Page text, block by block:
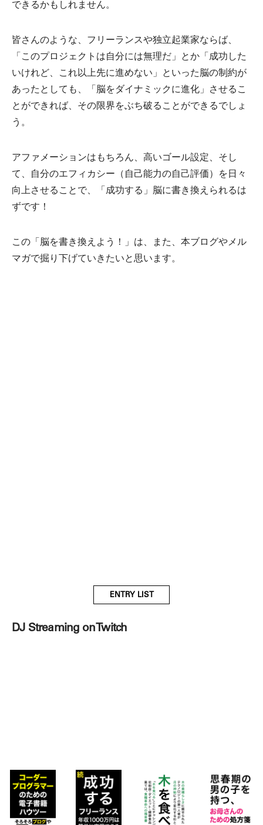
できるかもしれません。
皆さんのような、フリーランスや独立起業家ならば、
「このプロジェクトは自分には無理だ」とか「成功した
いけれど、これ以上先に進めない」といった脳の制約が
あったとしても、「脳をダイナミックに進化」させるこ
とができれば、その限界をぶち破ることができるでしょ
う。
アファメーションはもちろん、高いゴール設定、そし
て、自分のエフィカシー（自己能力の自己評価）を日々
向上させることで、「成功する」脳に書き換えられるは
ずです！
この「脳を書き換えよう！」は、また、本ブログやメル
マガで掘り下げていきたいと思います。
ENTRY LIST
DJ Streaming on Twitch